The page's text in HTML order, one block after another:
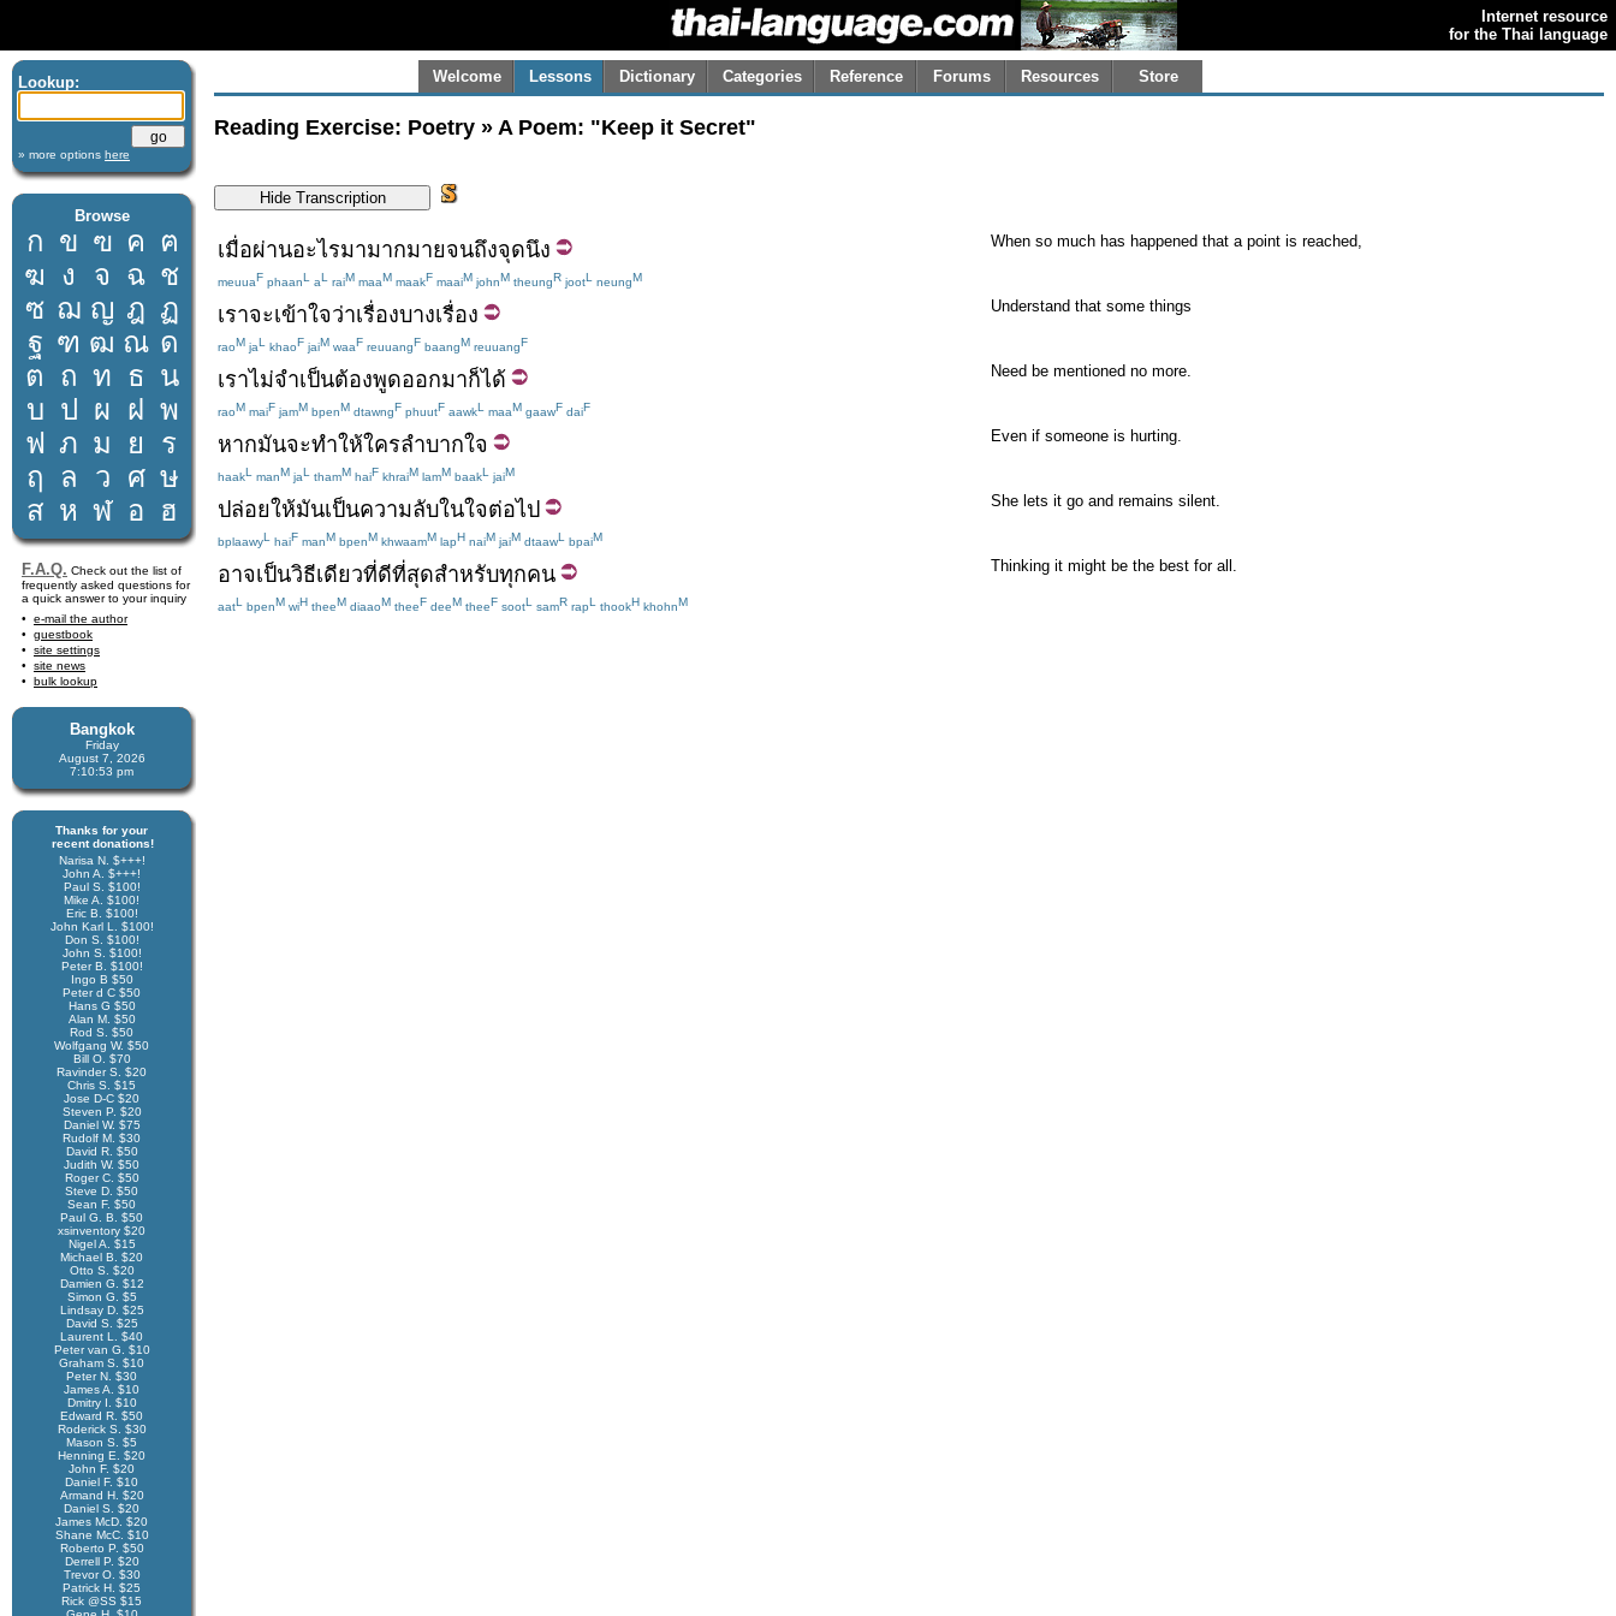
Internet resource
for the Thai language
Lookup:
» more options here
Browse
ก ข ฃ ค ฅ
ฆ ง จ ฉ ช
ซ ฌ ญ ฎ ฏ
ฐ ฑ ฒ ณ ด
ต ถ ท ธ น
บ ป ผ ฝ พ
ฟ ภ ม ย
ร
ฤ
ล ว ศ ษ
ส ห ฬ อ ฮ
F.A.Q. Check out the list of
frequently asked questions for
a quick answer to your inquiry
e-mail the author
guestbook
site settings
site news
bulk lookup
Bangkok
Friday
August 7, 2026
7:10:53 pm
Thanks for your
recent donations!
Narisa N. $+++!
John A. $+++!
Paul S. $100!
Mike A. $100!
Eric B. $100!
John Karl L. $100!
Don S. $100!
John S. $100!
Peter B. $100!
Ingo B $50
Peter d C $50
Hans G $50
Alan M. $50
Rod S. $50
Wolfgang W. $50
Bill O. $70
Ravinder S. $20
Chris S. $15
Jose D-C $20
Steven P. $20
Daniel W. $75
Rudolf M. $30
David R. $50
Judith W. $50
Roger C. $50
Steve D. $50
Sean F. $50
Paul G. B. $50
xsinventory $20
Nigel A. $15
Michael B. $20
Otto S. $20
Damien G. $12
Simon G. $5
Lindsay D. $25
David S. $25
Laurent L. $40
Peter van G. $10
Graham S. $10
Peter N. $30
James A. $10
Dmitry I. $10
Edward R. $50
Roderick S. $30
Mason S. $5
Henning E. $20
John F. $20
Daniel F. $10
Armand H. $20
Daniel S. $20
James McD. $20
Shane McC. $10
Roberto P. $50
Derrell P. $20
Trevor O. $30
Patrick H. $25
Rick @SS $15
Welcome Lessons Dictionary Categories Reference Forums Resources Store
Reading Exercise: Poetry » A Poem: "Keep it Secret"
เมื่อผ่านอะไรมามากมายจนถึงจุดนึง
meuuaF phaanL aL raiM maaM maakF maaiM johnM theungR jootL neungM
When so much has happened that a point is reached,
เราจะเข้าใจว่าเรื่องบางเรื่อง
raoM jaL khaoF jaiM waaF reuuangF baangM reuuangF
Understand that some things
เราไม่จำเป็นต้องพูดออกมาก็ได้
raoM maiF jamM bpenM dtawngF phuutF aawkL maaM gaawF daiF
Need be mentioned no more.
หากมันจะทำให้ใครลำบากใจ
haakL manM jaL thamM haiF khraiM lamM baakL jaiM
Even if someone is hurting.
ปล่อยให้มันเป็นความลับในใจต่อไป
bplaawyL haiF manM bpenM khwaamM lapH naiM jaiM dtaawL bpaiM
She lets it go and remains silent.
อาจเป็นวิธีเดียวที่ดีที่สุดสำหรับทุกคน
aatL bpenM wiH theeM diaaoM theeF deeM theeF sootL samR rapL thookH khohnM
Thinking it might be the best for all.